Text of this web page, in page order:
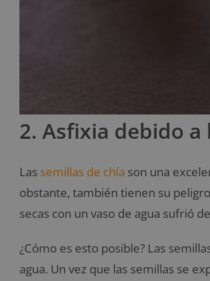
2. Asfixia debido a
Las semillas de chía son una
obstante, también tienen su
secas con un vaso de agua sufrió
¿Cómo es esto posible? Las
agua. Un vez que las semillas se